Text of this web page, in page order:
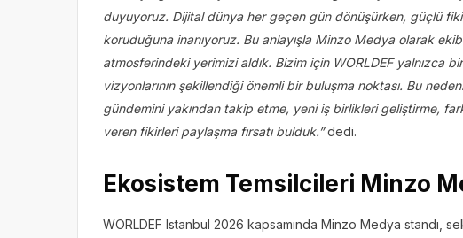
duyuyoruz. Dijital dünya her geçen gün dönüşürken, güçlü
koruduğuna inanıyoruz. Bu anlayışla Minzo Medya olarak
atmosferindeki yerimizi aldık. Bizim için WORLDEF yalnızca
vizyonlarının şekillendiği önemli bir buluşma noktası. Bu
gündemini yakından takip etme, yeni iş birlikleri geliştirme,
veren fikirleri paylaşma fırsatı bulduk.”dedi.
Ekosistem Temsilcileri Minzo
WORLDEF Istanbul 2026 kapsamında Minzo Medya standı,